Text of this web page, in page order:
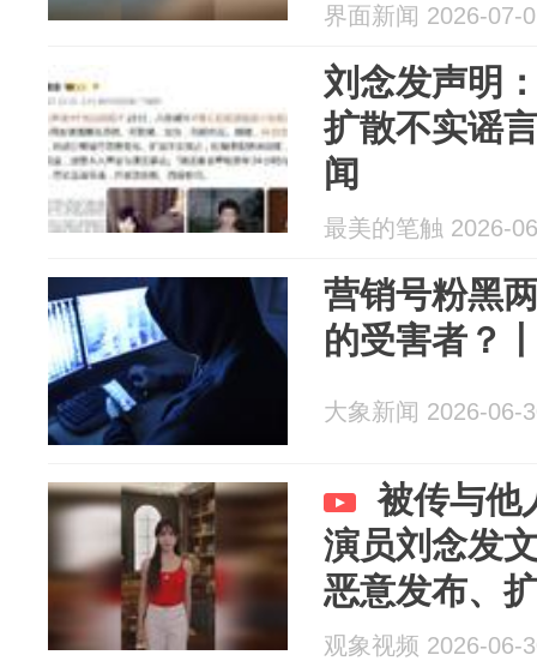
界面新闻 2026-07-
刘念发声明
扩散不实谣
闻
最美的笔触 2026-
营销号粉黑
的受害者？
大象新闻 2026-06-
被传与他
演员刘念发
恶意发布、
观象视频 2026-06-